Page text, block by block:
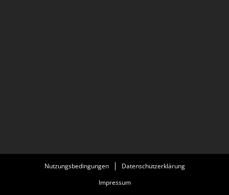
Nutzungsbedingungen
Datenschutzerklärung
Impressum